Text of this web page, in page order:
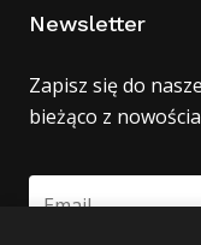
Newsletter
Zapisz się do
bieżąco z